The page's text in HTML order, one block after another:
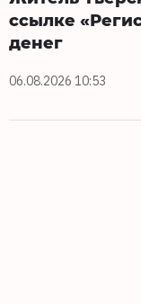
ссылке
денег
06.08.2026 10:53